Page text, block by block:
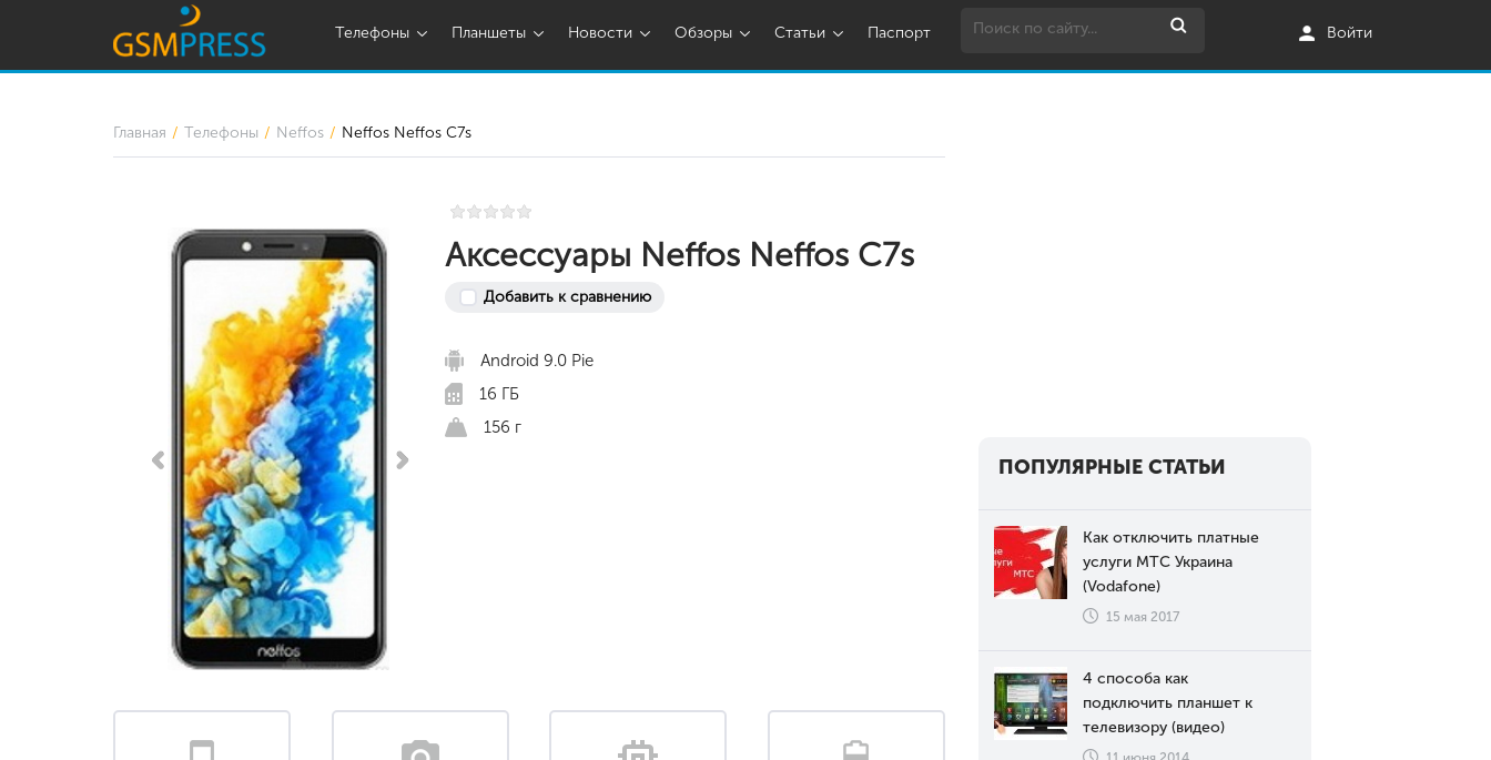
Телефоны Планшеты Новости Обзоры Статьи Паспорт Войти
Главная Телефоны Neffos Neffos Neffos C7s
Аксессуары Neffos Neffos C7s
Добавить к сравнению
Android 9.0 Pie
16 ГБ
156 г
ПОПУЛЯРНЫЕ СТАТЬИ
Как отключить платные
услуги МТС Украина
(Vodafone)
15 мая 2017
4 способа как
подключить планшет к
телевизору (видео)